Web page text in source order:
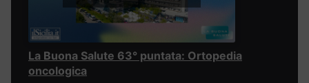
La Buona Salute 63° puntata: Ortopedia
oncologica